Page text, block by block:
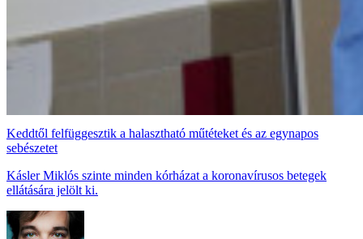
Keddtől felfüggesztik a halasztható műtéteket és az egynapos
sebészetet
Kásler Miklós szinte minden kórházat a koronavírusos betegek
ellátására jelölt ki.